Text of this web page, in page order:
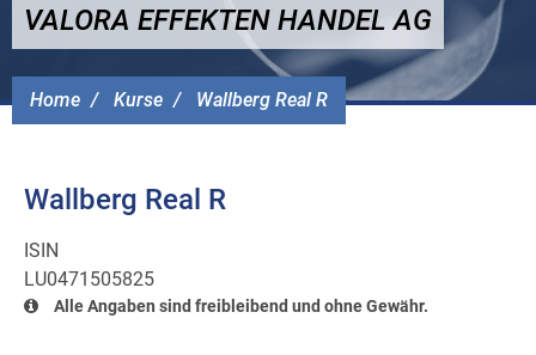
Home Kurse Wallberg Real R
VALORA EFFEKTEN HANDEL AG
Wallberg Real R
ISIN
LU0471505825
Alle Angaben sind freibleibend und ohne Gewähr.